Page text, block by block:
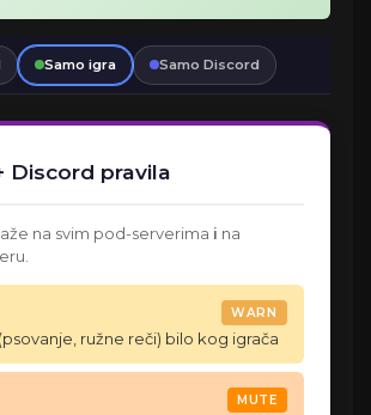
Samo igra Samo Discord
Discord pravila
na svim pod-serverima i na
ružne reči) bilo kog igrača
WARN
MUTE